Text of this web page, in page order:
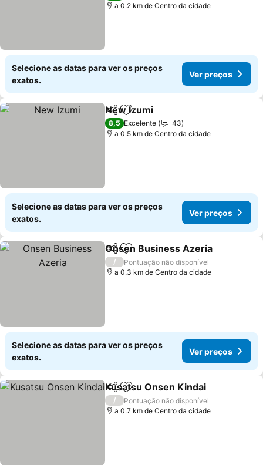
a 0.2 km de Centro da cidade
Selecione as datas para ver os preços
exatos.
Ver preços
PartilharAdicionar aos favoritos
New Izumi
8,5 Excelente
43
a 0.5 km de Centro da cidade
Selecione as datas para ver os preços
exatos.
Ver preços
PartilharAdicionar aos favoritos
Onsen Business Azeria
/
Pontuação não disponível
a 0.3 km de Centro da cidade
Selecione as datas para ver os preços
exatos.
Ver preços
PartilharAdicionar aos favoritos
Kusatsu Onsen Kindai
/
Pontuação não disponível
a 0.7 km de Centro da cidade